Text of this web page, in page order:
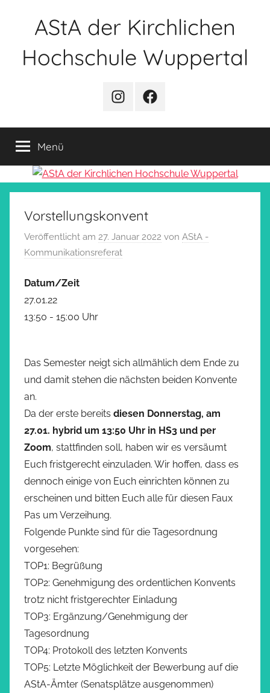
AStA der Kirchlichen
Hochschule Wuppertal
InstagramFacebook
Menü
Vorstellungskonvent
Veröffentlicht am 27. Januar 2022 von AStA -
Kommunikationsreferat
Datum/Zeit
27.01.22
13:50 - 15:00 Uhr
Das Semester neigt sich allmählich dem Ende zu
und damit stehen die nächsten beiden Konvente
an.
Da der erste bereits diesen Donnerstag, am
27.01. hybrid um 13:50 Uhr in HS3 und per
Zoom, stattfinden soll, haben wir es versäumt
Euch fristgerecht einzuladen. Wir hoffen, dass es
dennoch einige von Euch einrichten können zu
erscheinen und bitten Euch alle für diesen Faux
Pas um Verzeihung.
Folgende Punkte sind für die Tagesordnung
vorgesehen:
TOP1: Begrüßung
TOP2: Genehmigung des ordentlichen Konvents
trotz nicht fristgerechter Einladung
TOP3: Ergänzung/Genehmigung der
Tagesordnung
TOP4: Protokoll des letzten Konvents
TOP5: Letzte Möglichkeit der Bewerbung auf die
AStA-Ämter (Senatsplätze ausgenommen)